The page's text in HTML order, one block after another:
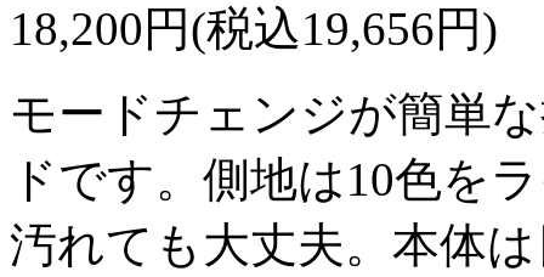
18,200円(税込19,656円)
モードチェンジが簡単
ドです。側地は10色を
汚れても大丈夫。本体